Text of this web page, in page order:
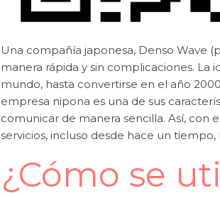
Una compañía japonesa, Denso Wave
manera rápida y sin complicaciones.
mundo, hasta convertirse en el año
empresa nipona es una de sus
comunicar de manera sencilla. Así, con
servicios, incluso desde hace un
¿Cómo se